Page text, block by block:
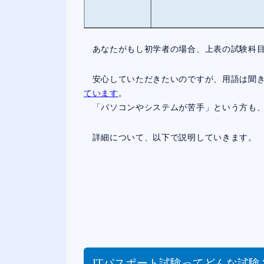
あなたがもし初学者の場合、上表の試験科
安心していただきたいのですが、用語は聞
ています 。
「パソコンやシステムが苦手」という方も
詳細について、以下で説明していきます。